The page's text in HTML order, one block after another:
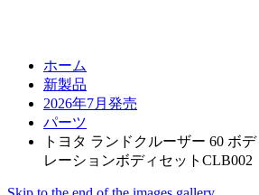
ホーム
新製品
2026年7月発売
パーツ
トヨタ ランドクルーザー 60 ボ
レーションボディセットCLB002